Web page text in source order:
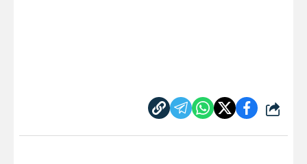
شارك